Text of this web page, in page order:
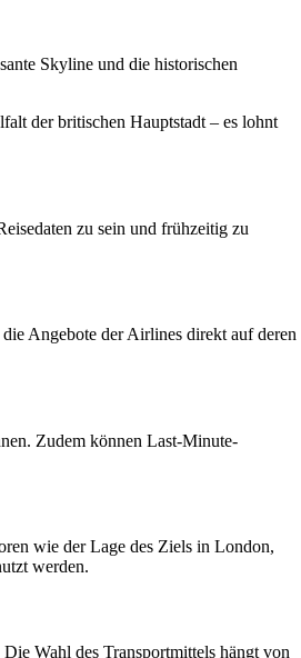
Skyline und die historischen
der britischen Hauptstadt – es lohnt
zu sein und frühzeitig zu
Angebote der Airlines direkt auf deren
Zudem können Last-Minute-
wie der Lage des Ziels in London,
werden.
Wahl des Transportmittels hängt von